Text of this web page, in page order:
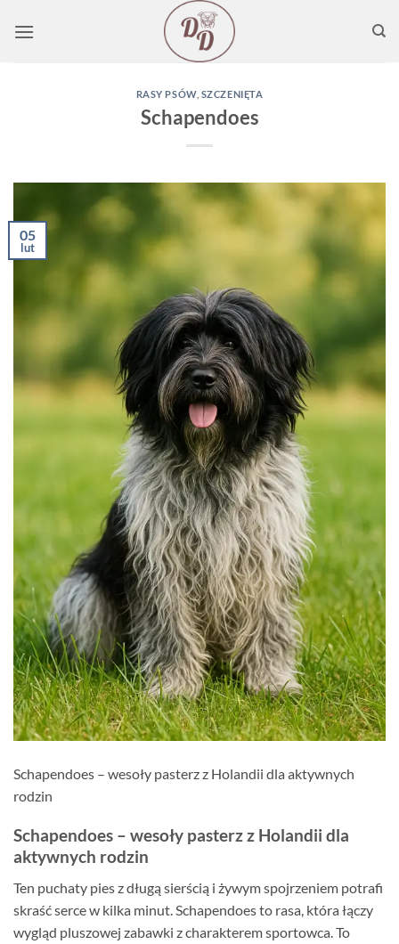
RASY PSÓW, SZCZENIĘTA
Schapendoes
05
lut
Schapendoes – wesoły pasterz z Holandii dla aktywnych
rodzin
Schapendoes – wesoły pasterz z Holandii dla
aktywnych rodzin
Ten puchaty pies z długą sierścią i żywym spojrzeniem potrafi
skraść serce w kilka minut. Schapendoes to rasa, która łączy
wygląd pluszowej zabawki z charakterem sportowca. To